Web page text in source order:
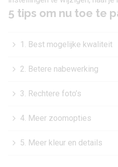
5 tips om nu toe te
1. Best mogelijke kwaliteit
2. Betere nabewerking
3. Rechtere foto’s
4. Meer zoomopties
5. Meer kleur en details